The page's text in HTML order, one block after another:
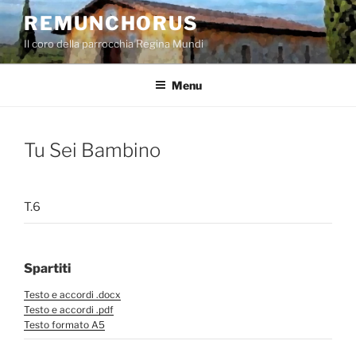
Salta
contenuto
REMUNCHORUS
Il coro della parrocchia Regina Mundi
Menu
Tu Sei Bambino
T.6
Spartiti
Testo e accordi .docx
Testo e accordi .pdf
Testo formato A5